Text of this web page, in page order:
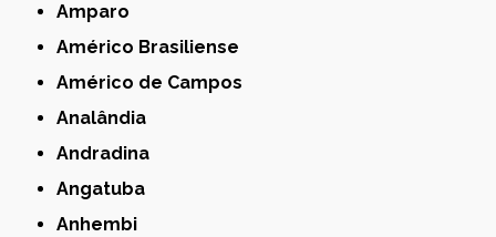
Amparo
Américo Brasiliense
Américo de Campos
Analândia
Andradina
Angatuba
Anhembi